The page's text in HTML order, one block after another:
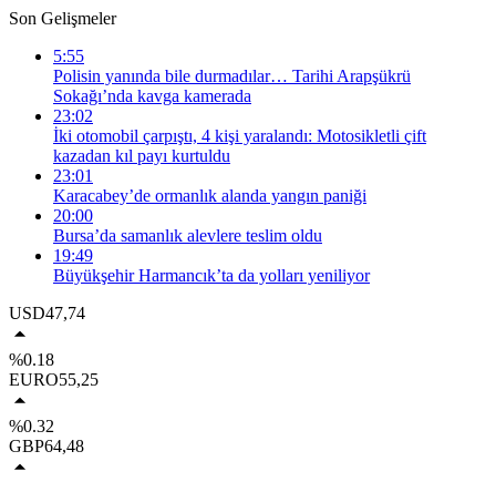
Son Gelişmeler
5:55
Polisin yanında bile durmadılar… Tarihi Arapşükrü
Sokağı’nda kavga kamerada
23:02
İki otomobil çarpıştı, 4 kişi yaralandı: Motosikletli çift
kazadan kıl payı kurtuldu
23:01
Karacabey’de ormanlık alanda yangın paniği
20:00
Bursa’da samanlık alevlere teslim oldu
19:49
Büyükşehir Harmancık’ta da yolları yeniliyor
USD47,74
%0.18
EURO55,25
%0.32
GBP64,48